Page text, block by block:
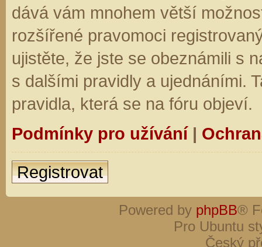
dává vám mnohem větší
rozšířené pravomoci
ujistěte, že jste se obeznámili s
s dalšími pravidly a ujednáními.
pravidla, která se na fóru objeví.
Podmínky pro užívání|
Registrovat
Powered by phpBB®
Pro Ubuntu
Český